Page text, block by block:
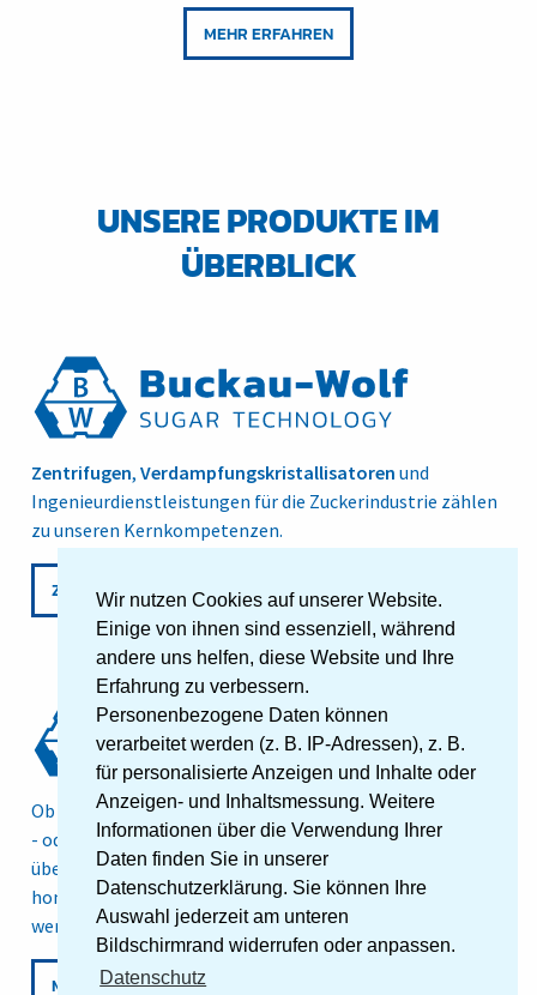
Wir nutzen Cookies auf unserer Website.
Einige von ihnen sind essenziell, während
andere uns helfen, diese Website und Ihre
Erfahrung zu verbessern.
Personenbezogene Daten können
verarbeitet werden (z. B. IP-Adressen), z. B.
für personalisierte Anzeigen und Inhalte oder
Anzeigen- und Inhaltsmessung. Weitere
Informationen über die Verwendung Ihrer
Daten finden Sie in unserer
Datenschutzerklärung. Sie können Ihre
Auswahl jederzeit am unteren
Bildschirmrand widerrufen oder anpassen.
Datenschutz
MEHR ERFAHREN
UNSERE PRODUKTE IM
ÜBERBLICK
Zentrifugen, Verdampfungskristallisatoren und
Ingenieurdienstleistungen für die Zuckerindustrie zählen
zu unseren Kernkompetenzen.
ZUCKERTECHNIK
Ob bei der Verarbeitung von Bitumen, bei der chemischen
- oder Ernährungsindustrie - unsere Maschinen werden
überall dort eingesetzt, wo Stoffgemische
homogenisiert, emulgiert, gelöst oder nasszermahlen
werden.
MISCHTECHNIK